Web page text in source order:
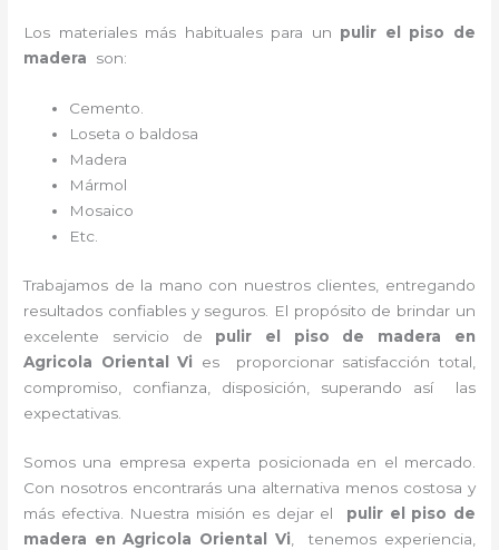
Los materiales más habituales para un pulir el piso de
madera
son:
Cemento.
Loseta o baldosa
Madera
Mármol
Mosaico
Etc.
Trabajamos de la mano con nuestros clientes, entregando
resultados confiables y seguros. El propósito de brindar un
excelente servicio de pulir el piso de madera en
Agricola Oriental Vi es proporcionar satisfacción total,
compromiso, confianza, disposición, superando así las
expectativas.
Somos una empresa experta posicionada en el mercado.
Con nosotros encontrarás una alternativa menos costosa y
más efectiva. Nuestra misión es dejar el pulir el piso de
madera en Agricola Oriental Vi, tenemos experiencia,